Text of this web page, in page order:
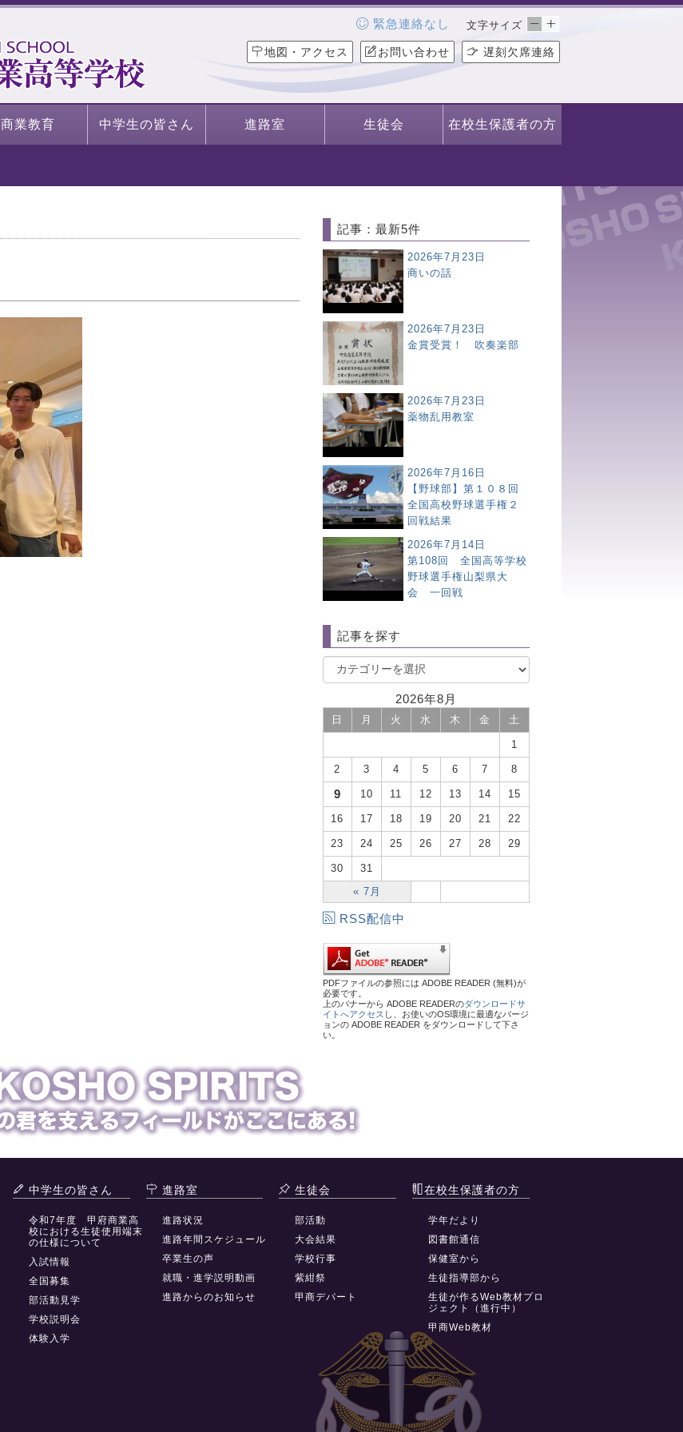
文字サイズ
地図・アクセス お問い合わせ 遅刻欠席連絡
緊急連絡なし
商業教育 中学生の皆さん 進路室 生徒会 在校生保護者の方
記事：最新5件
2026年7月23日
商いの話
2026年7月23日
金賞受賞！ 吹奏楽部
2026年7月23日
薬物乱用教室
2026年7月16日
【野球部】第１０８回
全国高校野球選手権２
回戦結果
2026年7月14日
第108回 全国高等学校
野球選手権山梨県大
会 一回戦
記事を探す
2026年8月
日 月 火 水 木 金 土
« 7月
1
2 3 4 5 6 7 8
9 10 11 12 13 14 15
16 17 18 19 20 21 22
23 24 25 26 27 28 29
30 31
RSS配信中
PDFファイルの参照には ADOBE READER (無料)が
必要です。
上のバナーから ADOBE READERのダウンロードサ
イトへアクセス し、お使いのOS環境に最適なバージ
ョンの ADOBE READER をダウンロードして下さ
い。
中学生の皆さん
令和7年度 甲府商業高
校における生徒使用端末
の仕様について
入試情報
全国募集
部活動見学
学校説明会
体験入学
進路室
進路状況
進路年間スケジュール
卒業生の声
就職・進学説明動画
進路からのお知らせ
生徒会
部活動
大会結果
学校行事
紫紺祭
甲商デパート
在校生保護者の方
学年だより
図書館通信
保健室から
生徒指導部から
生徒が作るWeb教材プロ
ジェクト（進行中）
甲商Web教材